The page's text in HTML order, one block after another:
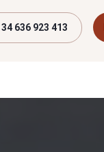
34 636 923 413